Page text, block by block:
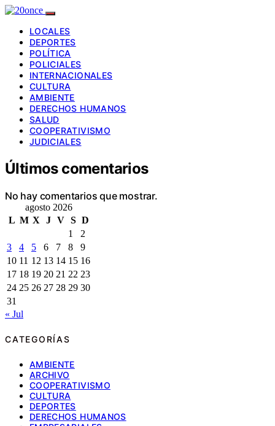
LOCALES
DEPORTES
POLÍTICA
POLICIALES
INTERNACIONALES
CULTURA
AMBIENTE
DERECHOS HUMANOS
SALUD
COOPERATIVISMO
JUDICIALES
Últimos comentarios
No hay comentarios que mostrar.
agosto 2026
L M X J V S D
1
2
3
4 5 6 7 8
9
10 11 12 13 14 15 16
17 18 19 20 21 22 23
24 25 26 27 28 29 30
31
« Jul
CATEGORÍAS
AMBIENTE
ARCHIVO
COOPERATIVISMO
CULTURA
DEPORTES
DERECHOS HUMANOS